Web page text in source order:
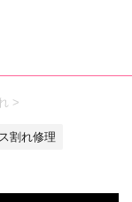
>
割れ修理